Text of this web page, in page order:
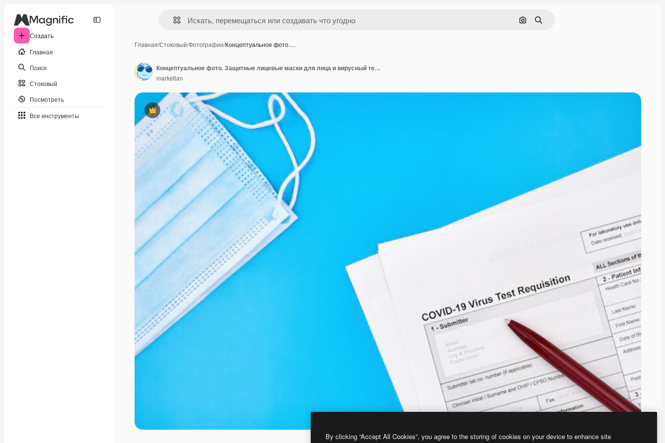
Создать
Главная
Поиск
Стоковый
Посмотреть
Все инструменты
Поиск по изображению
Поиск
Главная/Стоковый/Фотографии/Концептуальное фото.…
Премиум
Концептуальное фото. Защитные лицевые маски для лица и вирусный тест COVID-19 в форме заявки с ручкой на синем фоне. Крупный план.
marketlan
By clicking “Accept All Cookies”, you agree to the storing of cookies on your device to enhance site